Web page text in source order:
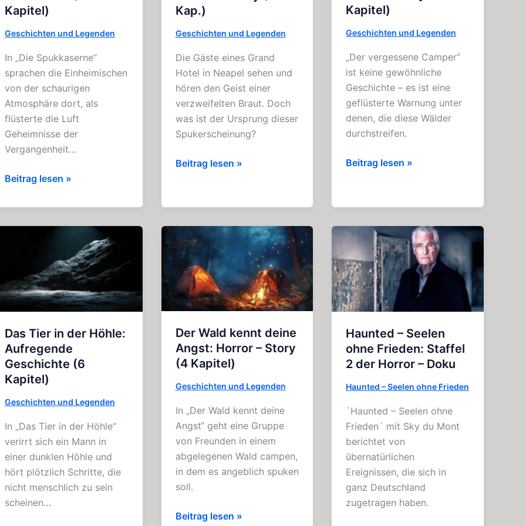
Kapitel)
Geschichten und Legenden
In „Die Spukkaserne“
sprachen die Einheimischen
von der schaurigen
Atmosphäre dort, als
flüsterte die Luft
Geheimnisse der
Vergangenheit…
Die
Spannende
Geister
Kapitel)
Beitrag lesen »
Kap.)
Geschichten und Legenden
Die Gäste eines Grand
Hotel in Neapel sehen und
hören den Geist einer
verzweifelten Braut. Doch
was ist der Ursprung dieser
Spukerscheinung?
Die
des
Grand
Hotel:
Geister
Story
(4
Kap.)
Beitrag lesen »
Kapitel)
Geschichten und Legenden
„Der vergessene Camper“
ist keine gewöhnliche
Geschichte – es ist eine
geflüsterte Warnung unter
denen, die diese Wälder
durchstreifen.
Der
Fesselnde
–
Story
(4
Kapitel)
Beitrag lesen »
Das Tier in der Höhle:
Aufregende
Geschichte (6
Kapitel)
Geschichten und Legenden
In „Das Tier in der Höhle“
verirrt sich ein Mann in
einer dunklen Höhle und
hört plötzlich Schritte, die
nicht menschlich zu sein
scheinen…
Der Wald kennt deine
Angst: Horror – Story
(4 Kapitel)
Geschichten und Legenden
In „Der Wald kennt deine
Angst“ geht eine Gruppe
von Freunden in einem
abgelegenen Wald campen,
in dem es angeblich spuken
soll.
Der
Beitrag lesen »
Haunted – Seelen
ohne Frieden: Staffel
2 der Horror – Doku
Haunted – Seelen ohne Frieden
`Haunted – Seelen ohne
Frieden´ mit Sky du Mont
berichtet von
übernatürlichen
Ereignissen, die sich in
ganz Deutschland
zugetragen haben.